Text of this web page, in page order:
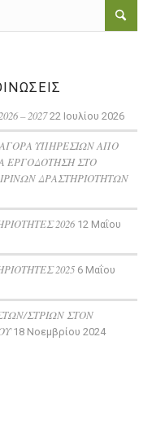
– 2027 22 Ιουλίου 2026
ΥΠΗΡΕΣΙΩΝ ΑΠΟ
ΕΡΓΟΔΟΤΗΣΗ ΣΤΟ
ΔΡΑΣΤΗΡΙΟΤΗΤΩΝ
2026 12 Μαΐου
2025 6 Μαΐου
ΣΤΡΙΩΝ ΣΤΟΝ
18 Νοεμβρίου 2024